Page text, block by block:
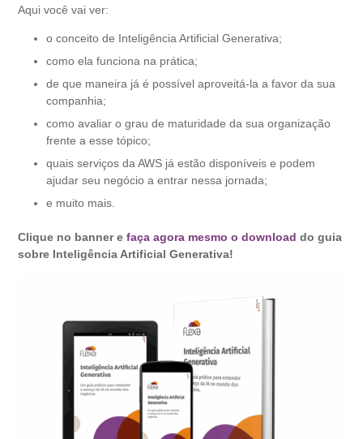
Aqui você vai ver:
o conceito de Inteligência Artificial Generativa;
como ela funciona na prática;
de que maneira já é possível aproveitá-la a favor da sua
companhia;
como avaliar o grau de maturidade da sua organização
frente a esse tópico;
quais serviços da AWS já estão disponíveis e podem
ajudar seu negócio a entrar nessa jornada;
e muito mais.
Clique no banner efaça agora mesmo o download do guia
sobre Inteligência Artificial Generativa!